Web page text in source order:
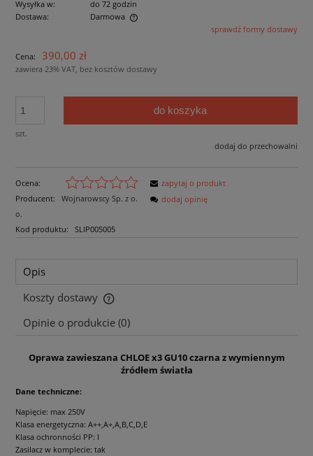
Wysyłka w:
do 72 godzin
Dostawa:
Darmowa
Cena nie zawiera ewentualnych kosztów płatnościsprawdź formy dostawy
Cena: 390,00 zł
zawiera 23% VAT, bez kosztów dostawy
szt.
do koszyka
dodaj do przechowalni
Ocena:
Producent:
Wojnarowscy Sp. z o.
o.
Kod produktu:
SLIP005005
zapytaj o produkt
dodaj opinię
Opis
Koszty dostawy
Cena nie zawiera ewentualnych kosztów płatności
Opinie o produkcie (0)
Oprawa zawieszana CHLOE x3 GU10 czarna z wymiennym
źródłem światła
Dane techniczne:
Napięcie: max 250V
Klasa energetyczna: A++,A+,A,B,C,D,E
Klasa ochronności PP: I
Zasilacz w komplecie: tak